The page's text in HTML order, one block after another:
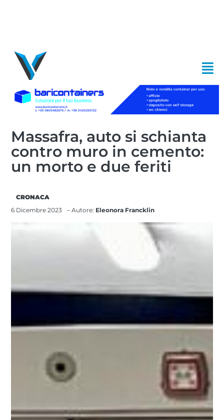
Massafra, auto si schianta
contro muro in cemento:
un morto e due feriti
CRONACA
6 Dicembre 2023
– Autore: Eleonora Francklin